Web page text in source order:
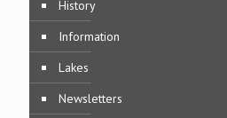
History
Information
Lakes
Newsletters